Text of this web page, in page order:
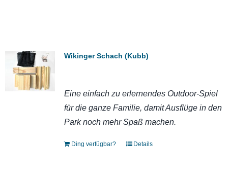
Wikinger Schach (Kubb)
Eine einfach zu erlernendes Outdoor-Spiel
für die ganze Familie, damit Ausflüge in den
Park noch mehr Spaß machen.
Ding verfügbar? Details